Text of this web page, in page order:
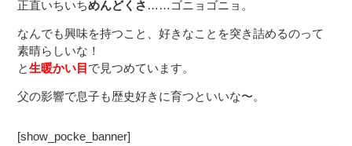
正直いちいちめんどくさ ……ゴニョゴニョ。
なんでも興味を持つこと、好きなことを突き詰めるのって
素晴らしいな！
と生暖かい目 で見つめています。
父の影響で息子も歴史好きに育つといいな〜。
[show_pocke_banner]